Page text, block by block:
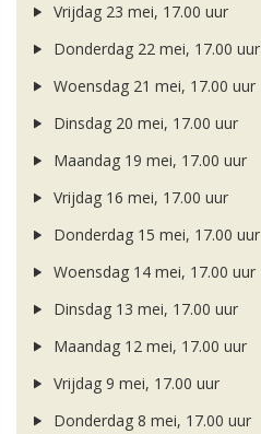
Vrijdag 23 mei, 17.00 uur
Donderdag 22 mei, 17.00 uur
Woensdag 21 mei, 17.00 uur
Dinsdag 20 mei, 17.00 uur
Maandag 19 mei, 17.00 uur
Vrijdag 16 mei, 17.00 uur
Donderdag 15 mei, 17.00 uur
Woensdag 14 mei, 17.00 uur
Dinsdag 13 mei, 17.00 uur
Maandag 12 mei, 17.00 uur
Vrijdag 9 mei, 17.00 uur
Donderdag 8 mei, 17.00 uur